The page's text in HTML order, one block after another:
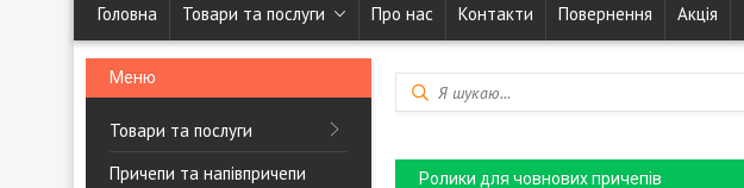
Головна Товари та послуги Про нас Контакти Повернення Акція
Товари та послуги
Причепи та напівпричепи
Ролики для човнових причепів